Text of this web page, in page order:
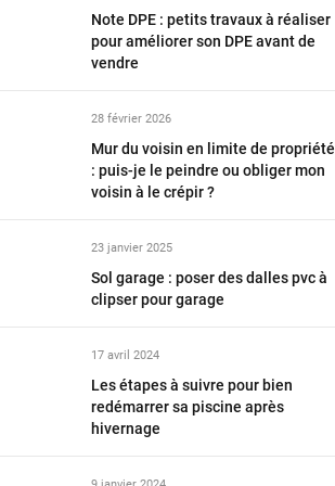
Note DPE : petits travaux à réaliser
pour améliorer son DPE avant de
vendre
28 février 2026
Mur du voisin en limite de propriété
: puis-je le peindre ou obliger mon
voisin à le crépir ?
23 janvier 2025
Sol garage : poser des dalles pvc à
clipser pour garage
17 avril 2024
Les étapes à suivre pour bien
redémarrer sa piscine après
hivernage